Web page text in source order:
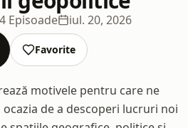
Episoade iul. 20, 2026
Favorite
motivele pentru care ne
de a descoperi lucruri noi